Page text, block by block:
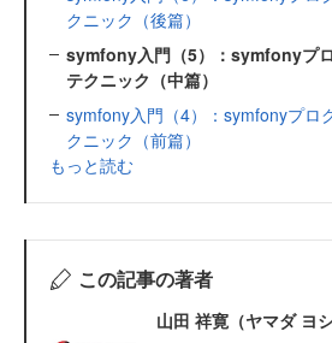
クニック（後篇）
symfony入門（5）：symfonyプ
テクニック（中篇）
symfony入門（4）：symfonyプロ
クニック（前篇）
もっと読む
この記事の著者
山田 祥寛（ヤマダ ヨシ